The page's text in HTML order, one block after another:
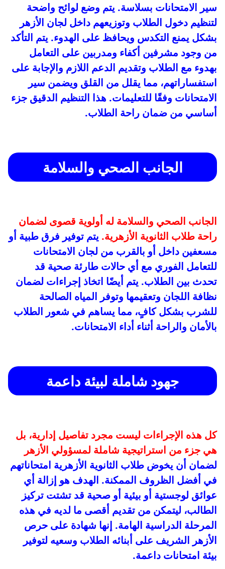
سير الامتحانات بسلاسة. يتم وضع لوائح واضحة
لتنظيم دخول الطلاب وتوزيعهم داخل لجان الأزهر
بشكل يمنع التكدس ويحافظ على الهدوء. يتم التأكد
من وجود مشرفين أكفاء ومدربين على التعامل
بهدوء مع الطلاب وتقديم الدعم اللازم والإجابة على
استفساراتهم، مما يقلل من القلق ويضمن سير
الامتحانات وفقًا للتعليمات. هذا التنظيم الدقيق جزء
أساسي من ضمان راحة الطلاب.
الجانب الصحي والسلامة
الجانب الصحي والسلامة له أولوية قصوى لضمان
راحة طلاب الثانوية الأزهرية. يتم توفير فرق طبية أو
مسعفين داخل أو بالقرب من لجان الامتحانات
للتعامل الفوري مع أي حالات طارئة صحية قد
تحدث بين الطلاب. يتم أيضًا اتخاذ إجراءات لضمان
نظافة اللجان وتعقيمها وتوفر المياه الصالحة
للشرب بشكل كافٍ، مما يساهم في شعور الطلاب
بالأمان والراحة أثناء أداء الامتحانات.
جهود شاملة لبيئة داعمة
كل هذه الإجراءات ليست مجرد تفاصيل إدارية، بل
هي جزء من استراتيجية شاملة لمسؤولي الأزهر
لضمان أن يخوض طلاب الثانوية الأزهرية امتحاناتهم
في أفضل الظروف الممكنة. الهدف هو إزالة أي
عوائق لوجستية أو بيئية أو صحية قد تشتت تركيز
الطالب، ليتمكن من تقديم أقصى ما لديه في هذه
المرحلة الدراسية الهامة. إنها شهادة على حرص
الأزهر الشريف على أبنائه الطلاب وسعيه لتوفير
بيئة امتحانات داعمة.